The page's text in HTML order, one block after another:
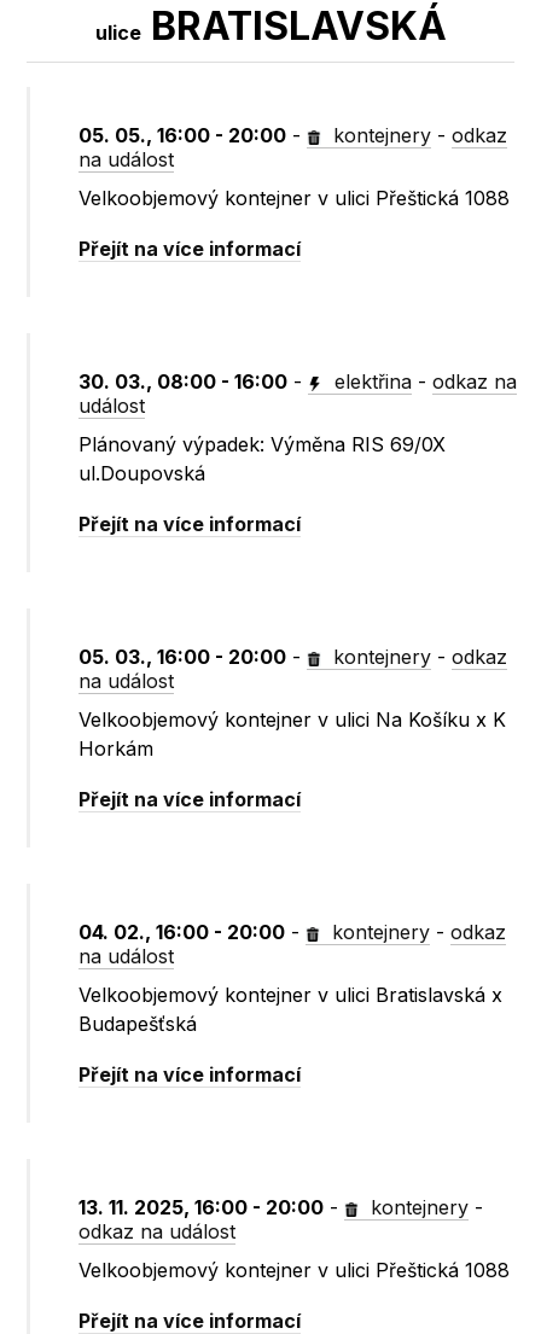
uliceBRATISLAVSKÁ
05. 05., 16:00 - 20:00 - kontejnery -odkaz
na událost
Velkoobjemový kontejner v ulici Přeštická 1088
Přejít na více informací
30. 03., 08:00 - 16:00 - elektřina -odkaz na
událost
Plánovaný výpadek: Výměna RIS 69/0X
ul.Doupovská
Přejít na více informací
05. 03., 16:00 - 20:00 - kontejnery -odkaz
na událost
Velkoobjemový kontejner v ulici Na Košíku x K
Horkám
Přejít na více informací
04. 02., 16:00 - 20:00 - kontejnery -odkaz
na událost
Velkoobjemový kontejner v ulici Bratislavská x
Budapešťská
Přejít na více informací
13. 11. 2025, 16:00 - 20:00 - kontejnery -
odkaz na událost
Velkoobjemový kontejner v ulici Přeštická 1088
Přejít na více informací